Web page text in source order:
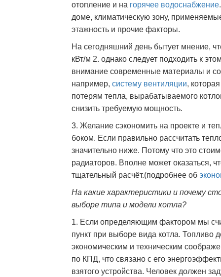
отопление и на горячее водоснабжение
доме, климатическую зону,
этажность и прочие факторы.
На сегодняшний день бытует мнение,
кВт/м 2. однако следует подходить к
внимание современные материалы и
например, систему вентиляции,
потерям тепла, вырабатываемого
снизить требуемую мощность.
3. Желание сэкономить на проекте и
боком. Если правильно рассчитать
значительно ниже. Потому что это
радиаторов. Вполне может оказаться,
тщательный расчёт.(подробнее об
На какие характеристики и почему
выборе типа и модели котла?
1. Если определяющим фактором мы
пункт при выборе вида котла.
экономическим и техническим
по КПД, что связано с его
взятого устройства. Человек должен